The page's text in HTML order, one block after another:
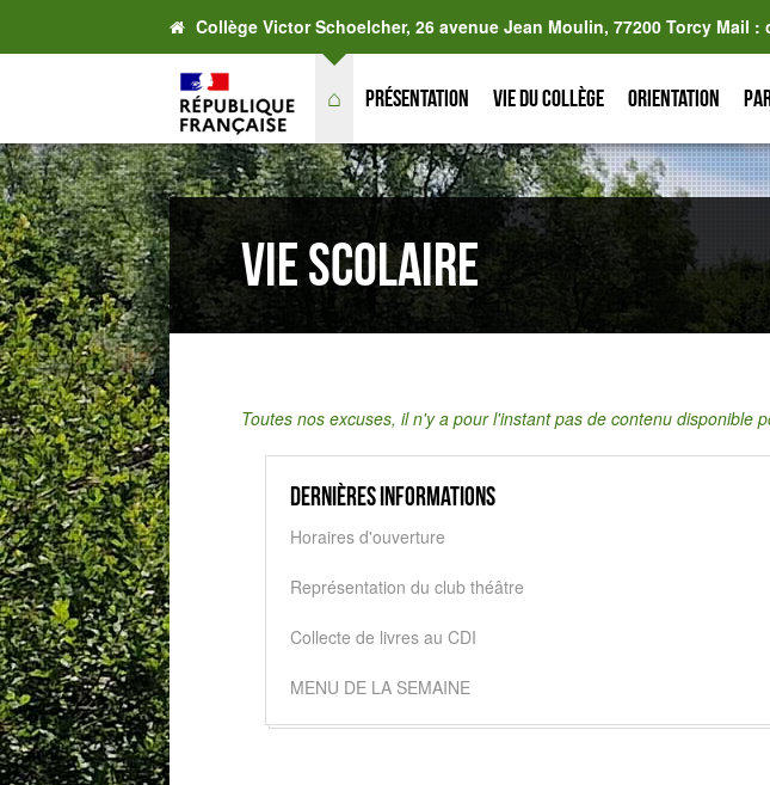
Collège Victor Schoelcher, 26 avenue Jean Moulin, 77200 Torcy Mail :
⌂ Présentation Vie du collège Orientation
Vie scolaire
Toutes nos excuses, il n'y a pour l'instant pas de contenu disponible
Dernières informations
Horaires d'ouverture
Représentation du club théâtre
Collecte de livres au CDI
MENU DE LA SEMAINE